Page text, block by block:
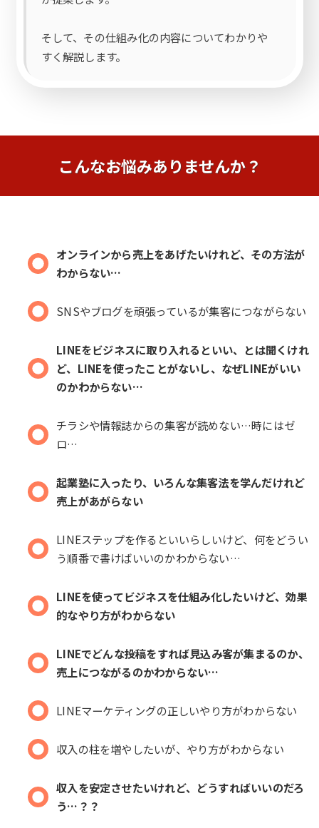
そして、その仕組み化の内容についてわかりや
すく解説します。
こんなお悩みありませんか？
オンラインから売上をあげたいけれど、その方法が
わからない…
SNSやブログを頑張っているが集客につながらない
LINEをビジネスに取り入れるといい、とは聞くけれ
ど、LINEを使ったことがないし、なぜLINEがいい
のかわからない…
チラシや情報誌からの集客が読めない…時にはゼ
ロ…
起業塾に入ったり、いろんな集客法を学んだけれど
売上があがらない
LINEステップを作るといいらしいけど、何をどうい
う順番で書けばいいのかわからない…
LINEを使ってビジネスを仕組み化したいけど、効果
的なやり方がわからない
LINEでどんな投稿をすれば見込み客が集まるのか、
売上につながるのかわからない…
LINEマーケティングの正しいやり方がわからない
収入の柱を増やしたいが、やり方がわからない
収入を安定させたいけれど、どうすればいいのだろ
う…？？